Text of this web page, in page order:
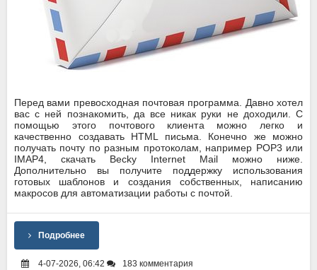
Перед вами превосходная почтовая программа. Давно хотел
вас с ней познакомить, да все никак руки не доходили. С
помощью этого почтового клиента можно легко и
качественно создавать HTML письма. Конечно же можно
получать почту по разным протоколам, например POP3 или
IMAP4, скачать Becky Internet Mail можно ниже.
Дополнительно вы получите поддержку использования
готовых шаблонов и создания собственных, написанию
макросов для автоматизации работы с почтой.
Подробнее
4-07-2026, 06:42 183 комментария